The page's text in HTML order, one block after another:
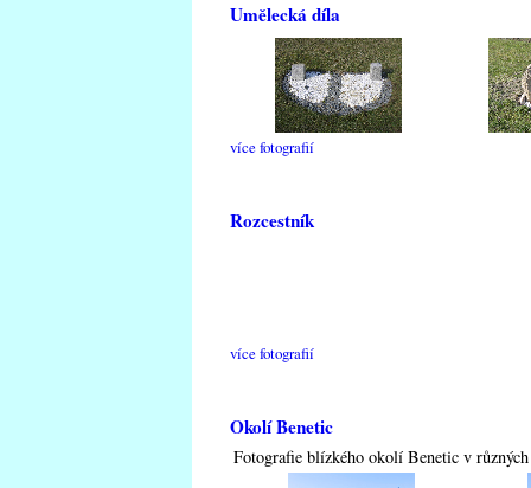
Umělecká díla
více fotografií
Rozcestník
více fotografií
Okolí Benetic
Fotografie blízkého okolí Benetic v